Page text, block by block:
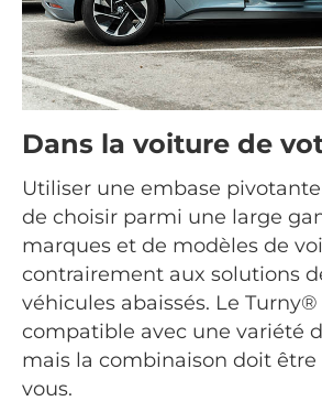
Dans la voiture de
Utiliser une embase
de choisir parmi une large
marques et de modèles de
contrairement aux solutions
véhicules abaissés. Le
compatible avec une variété
mais la combinaison doit
vous.